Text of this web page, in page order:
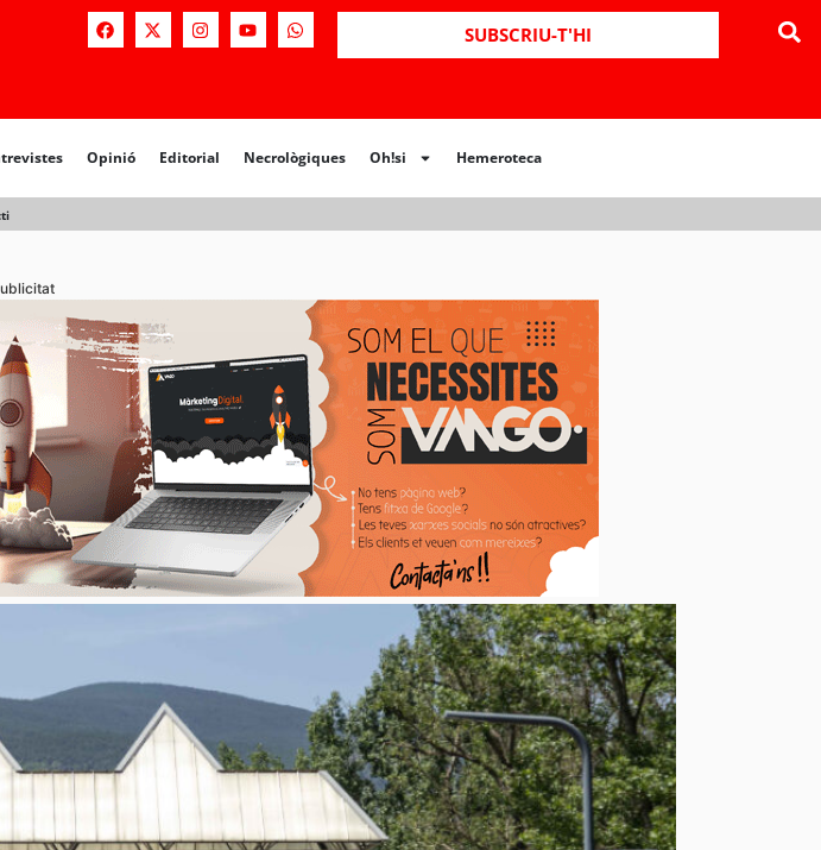
SUBSCRIU-T'HI
Opinió Editorial Necrològiques Oh!si Hemeroteca
Opinió Editorial Necrològiques Hemeroteca